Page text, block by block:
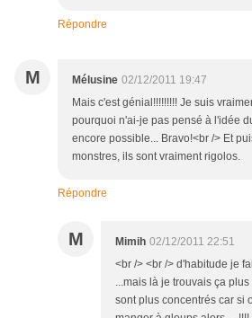
Répondre
M Mélusine 02/12/2011 19:47
Mais c'est génial!!!!!!!!! Je suis
pourquoi n'ai-je pas pensé à l'idée
encore possible... Bravo!<br /> Et
monstres, ils sont vraiment rigolos.
Répondre
M Mimih 02/12/2011 22:51
<br /> <br /> d'habitude je
...mais là je trouvais ça
sont plus concentrés car si